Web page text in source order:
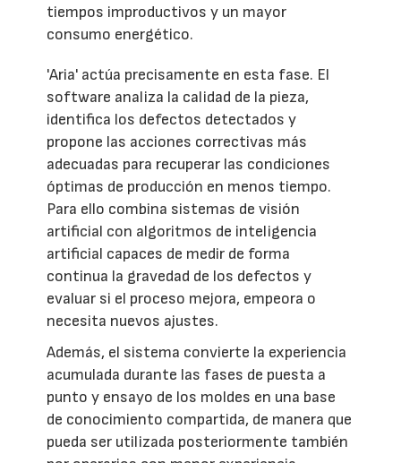
tiempos improductivos y un mayor
consumo energético.
'Aria' actúa precisamente en esta fase. El
software analiza la calidad de la pieza,
identifica los defectos detectados y
propone las acciones correctivas más
adecuadas para recuperar las condiciones
óptimas de producción en menos tiempo.
Para ello combina sistemas de visión
artificial con algoritmos de inteligencia
artificial capaces de medir de forma
continua la gravedad de los defectos y
evaluar si el proceso mejora, empeora o
necesita nuevos ajustes.
Además, el sistema convierte la experiencia
acumulada durante las fases de puesta a
punto y ensayo de los moldes en una base
de conocimiento compartida, de manera que
pueda ser utilizada posteriormente también